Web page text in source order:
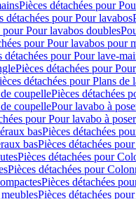
Pièces détachées pour
détachées pour Pour lavabos
pour Pour lavabos doubles
pour Pour lavabos pour
détachées pour Pour lave-
Pièces détachées pour
détachées pour Plans de
coupellePièces détachées
coupellePour lavabo à
pour Pour lavabo à poser
basPièces détachées
basPièces détachées
Pièces détachées pour
Pièces détachées pour
Pièces détachées
Pièces détachées